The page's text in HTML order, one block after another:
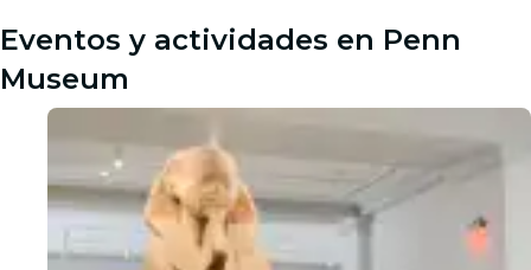
Eventos y actividades en Penn
Museum